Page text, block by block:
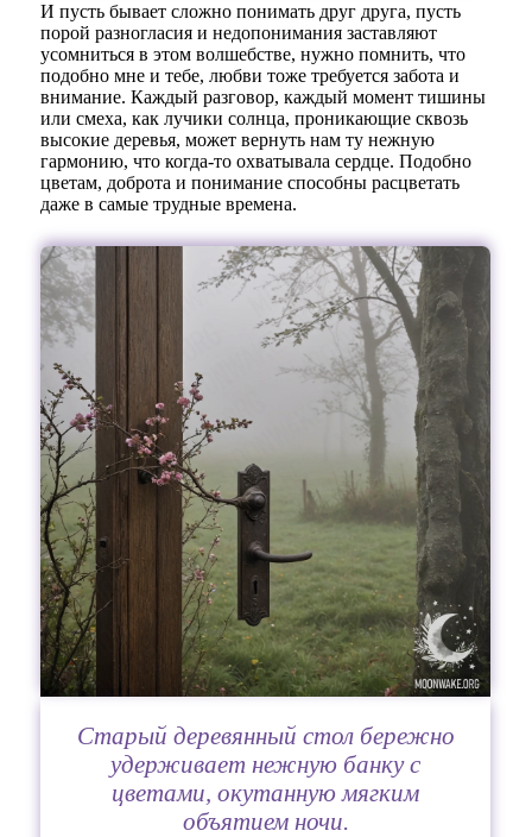
И пусть бывает сложно понимать друг друга, пусть
порой разногласия и недопонимания заставляют
усомниться в этом волшебстве, нужно помнить, что
подобно мне и тебе, любви тоже требуется забота и
внимание. Каждый разговор, каждый момент тишины
или смеха, как лучики солнца, проникающие сквозь
высокие деревья, может вернуть нам ту нежную
гармонию, что когда-то охватывала сердце. Подобно
цветам, доброта и понимание способны расцветать
даже в самые трудные времена.
Старый деревянный стол бережно
удерживает нежную банку с
цветами, окутанную мягким
объятием ночи.